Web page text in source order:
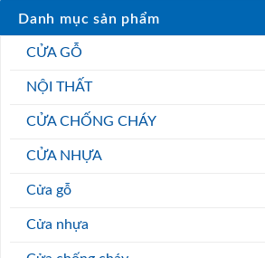
Danh mục sản phẩm
CỬA GỖ
NỘI THẤT
CỬA CHỐNG CHÁY
CỬA NHỰA
Cửa gỗ
Cửa nhựa